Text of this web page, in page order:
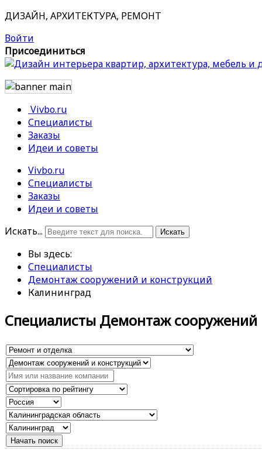
ДИЗАЙН, АРХИТЕКТУРА, РЕМОНТ
Войти
Присоединиться
Vivbo.ru
Специалисты
Заказы
Идеи и советы
Vivbo.ru
Специалисты
Заказы
Идеи и советы
Искать...
Искать
Вы здесь:
Специалисты
Демонтаж сооружений и конструкций
Калининград
Специалисты Демонтаж сооружений